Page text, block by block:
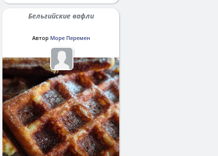
Бельгийские вафли
Автор Море Перемен